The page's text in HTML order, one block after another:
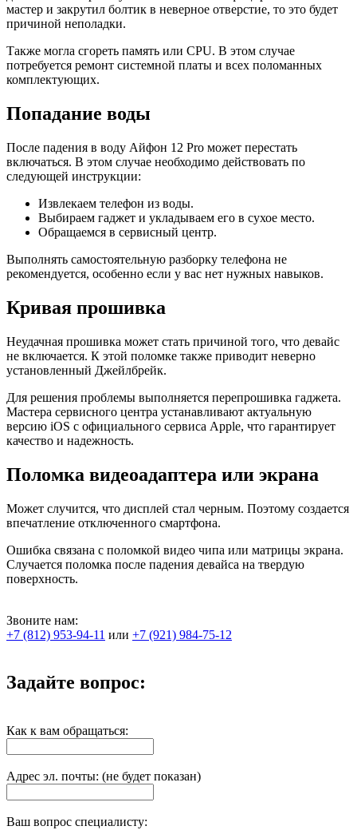
мастер и закрутил болтик в неверное отверстие, то это будет
причиной неполадки.
Также могла сгореть память или CPU. В этом случае
потребуется ремонт системной платы и всех поломанных
комплектующих.
Попадание воды
После падения в воду Айфон 12 Pro может перестать
включаться. В этом случае необходимо действовать по
следующей инструкции:
Извлекаем телефон из воды.
Выбираем гаджет и укладываем его в сухое место.
Обращаемся в сервисный центр.
Выполнять самостоятельную разборку телефона не
рекомендуется, особенно если у вас нет нужных навыков.
Кривая прошивка
Неудачная прошивка может стать причиной того, что девайс
не включается. К этой поломке также приводит неверно
установленный Джейлбрейк.
Для решения проблемы выполняется перепрошивка гаджета.
Мастера сервисного центра устанавливают актуальную
версию iOS с официального сервиса Apple, что гарантирует
качество и надежность.
Поломка видеоадаптера или экрана
Может случится, что дисплей стал черным. Поэтому создается
впечатление отключенного смартфона.
Ошибка связана с поломкой видео чипа или матрицы экрана.
Случается поломка после падения девайса на твердую
поверхность.
Звоните нам:
+7 (812) 953-94-11 или +7 (921) 984-75-12
Задайте вопрос:
Как к вам обращаться:
Адрес эл. почты: (не будет показан)
Ваш вопрос специалисту: